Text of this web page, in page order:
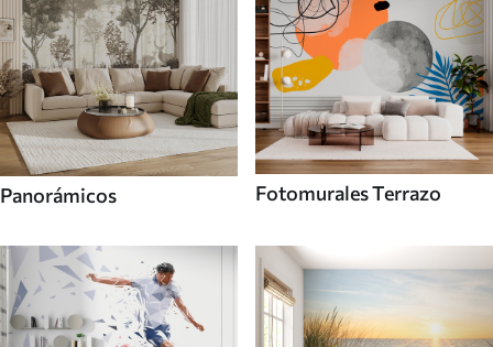
Panorámicos Fotomurales Terrazo